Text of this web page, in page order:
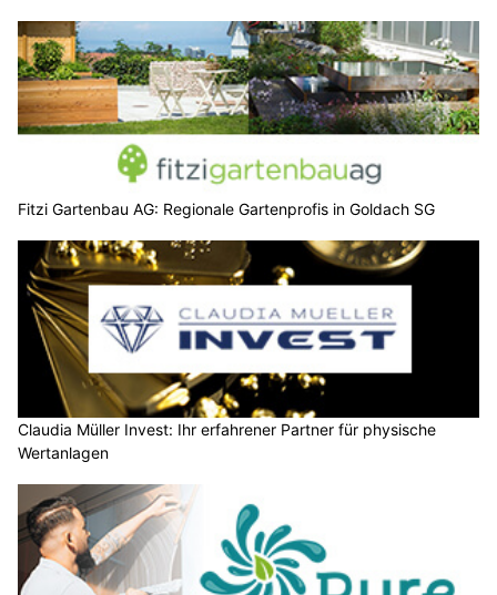
Fitzi Gartenbau AG: Regionale Gartenprofis in Goldach SG
Claudia Müller Invest: Ihr erfahrener Partner für physische
Wertanlagen